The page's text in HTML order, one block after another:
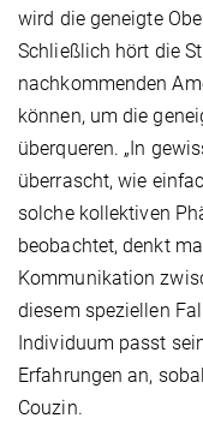
wird die geneigte
Schließlich hört die
nachkommenden
können, um die
überqueren. „In
überrascht, wie
solche kollektiven
beobachtet, denkt
Kommunikation
diesem speziellen
Individuum passt
Erfahrungen an,
Couzin.